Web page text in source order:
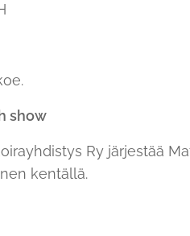
show
Ry järjestää
kentällä.